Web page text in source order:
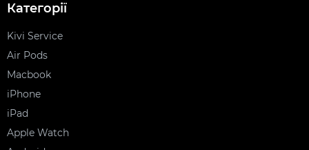
Категорії
Kivi Service
Air Pods
Macbook
iPhone
iPad
Apple Watch